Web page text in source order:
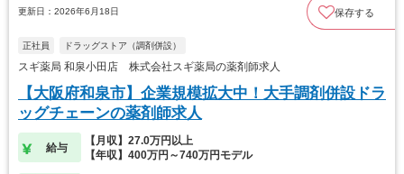
更新日：2026年6月18日 保存する
正社員 ドラッグストア（調剤併設）
スギ薬局 和泉小田店 株式会社スギ薬局の薬剤師求人
【大阪府和泉市】企業規模拡大中！大手調剤併設ドラ
ッグチェーンの薬剤師求人
給与
【月収】27.0万円以上
【年収】400万円～740万円モデル